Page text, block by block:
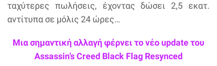
ταχύτερες πωλήσεις, έχοντας δώσει 2,5 εκατ.
αντίτυπα σε μόλις 24 ώρες…
Μια σημαντική αλλαγή φέρνει το νέο update του
Assassin’s Creed Black Flag Resynced